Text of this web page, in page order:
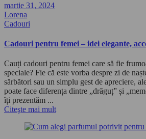
martie 31, 2024
Lorena
Cadouri
Cadouri pentru femei – idei elegante,
Cauți cadouri pentru femei care să fie
speciale? Fie că este vorba despre zi de
sărbători sau un simplu gest de apreciere,
poate face diferența dintre „drăguț” și
îți prezentăm ...
Citeşte mai mult